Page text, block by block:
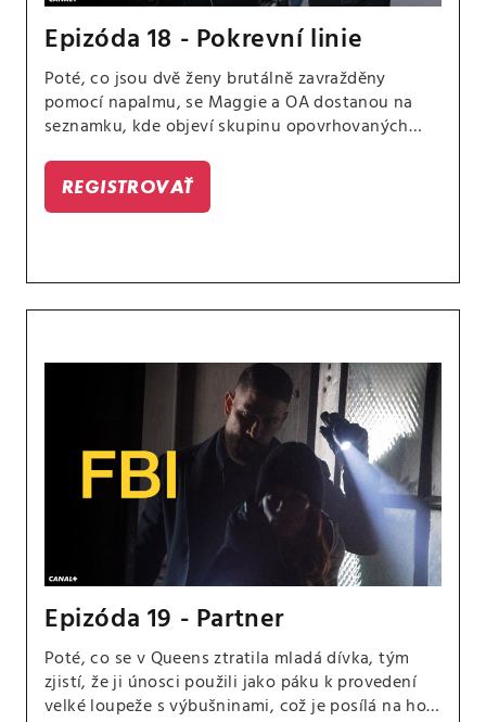
Epizóda 18 - Pokrevní linie
Poté, co jsou dvě ženy brutálně zavražděny
pomocí napalmu, se Maggie a OA dostanou na
seznamku, kde objeví skupinu opovrhovaných
odmítají.
REGISTROVAŤ
Epizóda 19 - Partner
Poté, co se v Queens ztratila mladá dívka, tým
zjistí, že ji únosci použili jako páku k provedení
velké loupeže s výbušninami, což je posílá na hon